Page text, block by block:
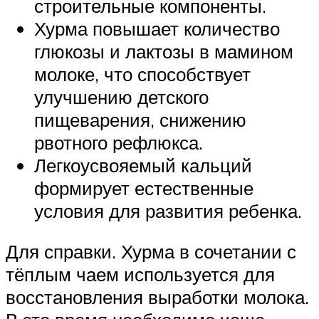
строительные компоненты.
Хурма повышает количество
глюкозы и лактозы в мамином
молоке, что способствует
улучшению детского
пищеварения, снижению
рвотного рефлюкса.
Легкоусвояемый кальций
формирует естественные
условия для развития ребенка.
Для справки. Хурма в сочетании с
тёплым чаем используется для
восстановления выработки молока.